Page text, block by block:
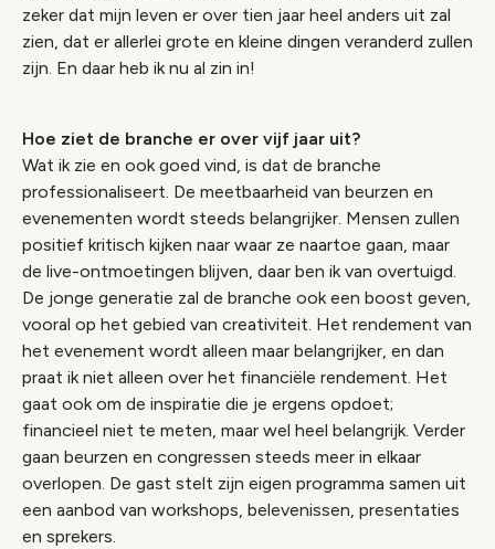
zeker dat mijn leven er over tien jaar heel anders uit zal
zien, dat er allerlei grote en kleine dingen veranderd zullen
zijn. En daar heb ik nu al zin in!
Hoe ziet de branche er over vijf jaar uit?
Wat ik zie en ook goed vind, is dat de branche
professionaliseert. De meetbaarheid van beurzen en
evenementen wordt steeds belangrijker. Mensen zullen
positief kritisch kijken naar waar ze naartoe gaan, maar
de live-ontmoetingen blijven, daar ben ik van overtuigd.
De jonge generatie zal de branche ook een boost geven,
vooral op het gebied van creativiteit. Het rendement van
het evenement wordt alleen maar belangrijker, en dan
praat ik niet alleen over het financiële rendement. Het
gaat ook om de inspiratie die je ergens opdoet;
financieel niet te meten, maar wel heel belangrijk. Verder
gaan beurzen en congressen steeds meer in elkaar
overlopen. De gast stelt zijn eigen programma samen uit
een aanbod van workshops, belevenissen, presentaties
en sprekers.